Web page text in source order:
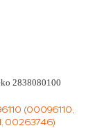
2838080100